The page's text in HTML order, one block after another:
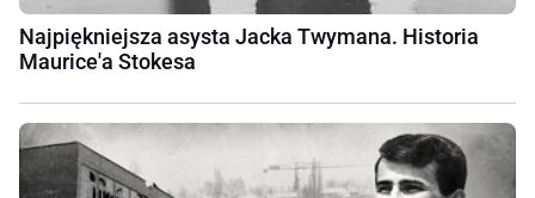
Najpiękniejsza asysta Jacka Twymana. Historia
Maurice'a Stokesa